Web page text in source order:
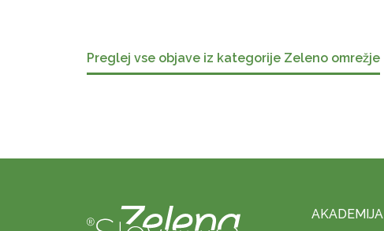
Preglej vse objave iz kategorije Zeleno omrežje
AKADEMIJA